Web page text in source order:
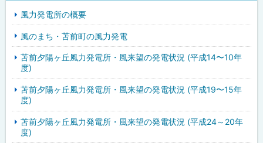
風力発電所の概要
風のまち・苫前町の風力発電
苫前夕陽ヶ丘風力発電所・風来望の発電状況 (平成14〜10年
度)
苫前夕陽ヶ丘風力発電所・風来望の発電状況 (平成19〜15年
度)
苫前夕陽ヶ丘風力発電所・風来望の発電状況 (平成24～20年
度)